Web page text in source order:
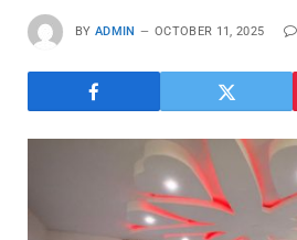
BY ADMIN OCTOBER 11, 2025